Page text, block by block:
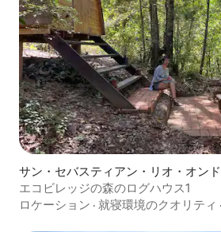
サン・セバスティアン・リオ・オン
ス
エコビレッジの森のログハウス1
ロケーション · 就寝環境のクオリティ ·